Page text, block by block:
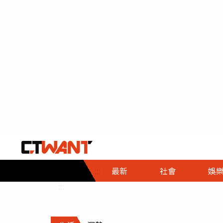
::: 最新 社會
社會首頁
時事
調查
娛樂
娛樂首頁
即時
財經首頁
熱線
政